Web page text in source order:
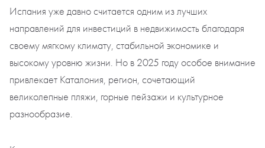
Испания уже давно считается одним из лучших
направлений для инвестиций в недвижимость благодаря
своему мягкому климату, стабильной экономике и
высокому уровню жизни. Но в 2025 году особое внимание
привлекает Каталония, регион, сочетающий
великолепные пляжи, горные пейзажи и культурное
разнообразие.